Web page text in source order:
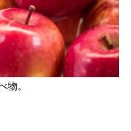
物。